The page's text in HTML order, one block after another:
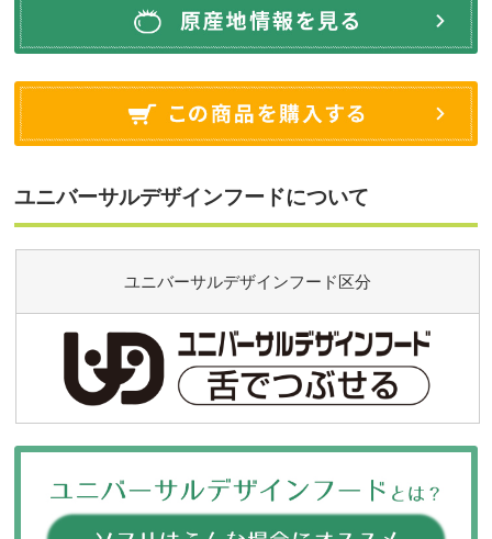
ユニバーサルデザインフードについて
ユニバーサルデザインフード区分